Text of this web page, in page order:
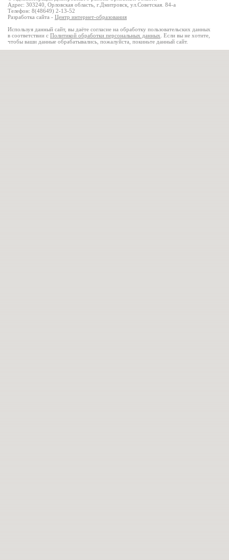
Адрес: 303240, Орловская область, г.Дмитровск, ул.Советская. 84-а
Телефон: 8(48649) 2-13-52
Разработка сайта - Центр интернет-образования
Используя данный сайт, вы даёте согласие на обработку пользовательских данных
в соответствии с Политикой обработки персональных данных . Если вы не хотите,
чтобы ваши данные обрабатывались, пожалуйста, покиньте данный сайт.